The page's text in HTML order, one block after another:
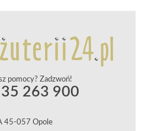
pomocy? Zadzwoń!
263 900
45-057 Opole